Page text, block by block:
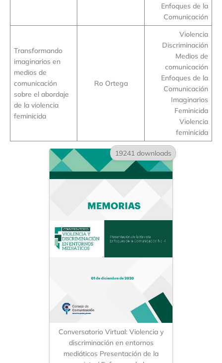
Enfoques de la
Comunicación
Transformando
imaginarios en
medios de
comunicación
sobre el abordaje
de la violencia
feminicida
Ro Ortega
Violencia
Discriminación
Medios de
comunicación
Enfoques de la
Comunicación
Imaginarios
Feminicida
Violencia
feminicida
19241 downloads
Conversatorio Virtual: Violencia y
discriminación en entornos
mediáticos Presentación de la